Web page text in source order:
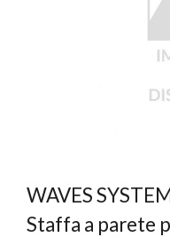
WAVES
Staffa a parete